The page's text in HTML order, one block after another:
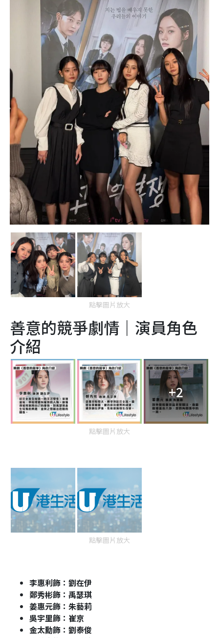
點擊圖片放大
善意的競爭劇情｜演員角色
介紹
+2
點擊圖片放大
點擊圖片放大
李惠利飾：劉在伊
鄭秀彬飾： 禹瑟琪
姜惠元飾：朱藝莉
吳宇里飾：崔京
金太勳飾：劉泰俊